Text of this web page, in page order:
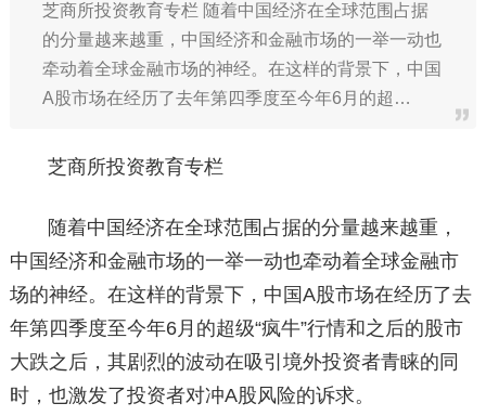
芝商所投资教育专栏 随着中国经济在全球范围占据
的分量越来越重，中国经济和金融市场的一举一动也
牵动着全球金融市场的神经。在这样的背景下，中国
A股市场在经历了去年第四季度至今年6月的超…
芝商所投资教育专栏
随着中国经济在全球范围占据的分量越来越重，
中国经济和金融市场的一举一动也牵动着全球金融市
场的神经。在这样的背景下，中国A股市场在经历了去
年第四季度至今年6月的超级“疯牛”行情和之后的股市
大跌之后，其剧烈的波动在吸引境外投资者青睐的同
时，也激发了投资者对冲A股风险的诉求。